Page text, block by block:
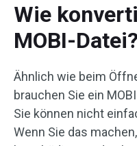
Wie
MOBI-Datei?
Ähnlich wie beim
brauchen Sie ein
Sie können nicht
Wenn Sie das